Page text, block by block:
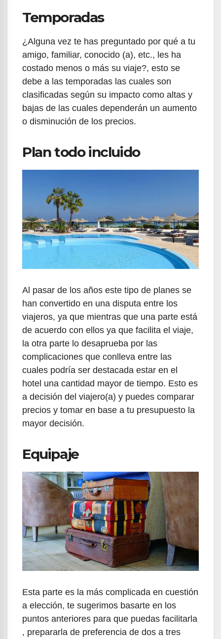
Temporadas
¿Alguna vez te has preguntado por qué a tu
amigo, familiar, conocido (a), etc., les ha
costado menos o más su viaje?, esto se
debe a las temporadas las cuales son
clasificadas según su impacto como altas y
bajas de las cuales dependerán un aumento
o disminución de los precios.
Plan todo incluido
Al pasar de los años este tipo de planes se
han convertido en una disputa entre los
viajeros, ya que mientras que una parte está
de acuerdo con ellos ya que facilita el viaje,
la otra parte lo desaprueba por las
complicaciones que conlleva entre las
cuales podría ser destacada estar en el
hotel una cantidad mayor de tiempo. Esto es
a decisión del viajero(a) y puedes comparar
precios y tomar en base a tu presupuesto la
mayor decisión.
Equipaje
Esta parte es la más complicada en cuestión
a elección, te sugerimos basarte en los
puntos anteriores para que puedas facilitarla
, prepararla de preferencia de dos a tres